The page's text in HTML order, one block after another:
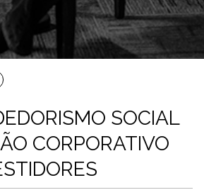
SOCIAL
CORPORATIVO